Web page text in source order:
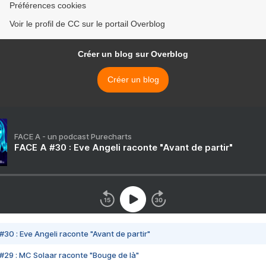
Préférences cookies
Voir le profil de CC sur le portail Overblog
Créer un blog sur Overblog
Créer un blog
FACE A - un podcast Purecharts
FACE A #30 : Eve Angeli raconte "Avant de partir"
#30 : Eve Angeli raconte "Avant de partir"
#29 : MC Solaar raconte "Bouge de là"